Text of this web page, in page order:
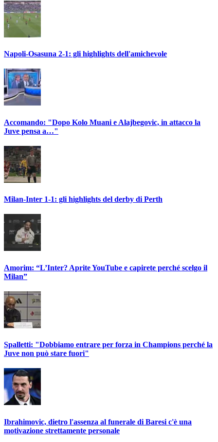
Napoli-Osasuna 2-1: gli highlights dell'amichevole
Accomando: "Dopo Kolo Muani e Alajbegovic, in attacco la
Juve pensa a…"
Milan-Inter 1-1: gli highlights del derby di Perth
Amorim: “L’Inter? Aprite YouTube e capirete perché scelgo il
Milan”
Spalletti: "Dobbiamo entrare per forza in Champions perché la
Juve non può stare fuori"
Ibrahimovic, dietro l'assenza al funerale di Baresi c'è una
motivazione strettamente personale